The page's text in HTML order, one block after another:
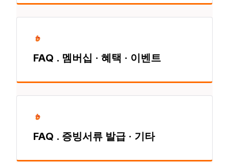
FAQ . 멤버십 · 혜택 · 이벤트
FAQ . 증빙서류 발급 · 기타